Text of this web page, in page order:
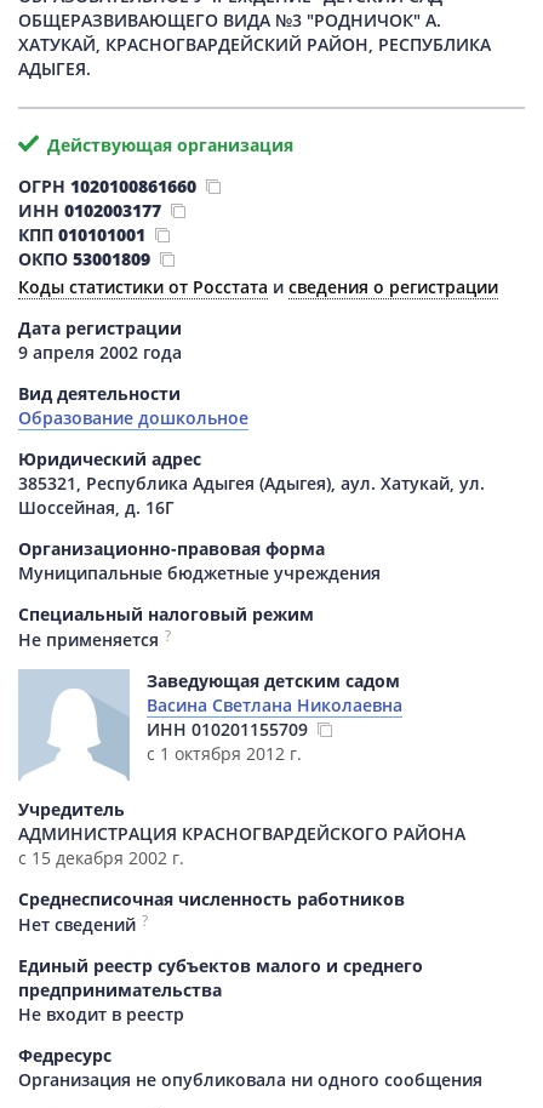
ОБЩЕРАЗВИВАЮЩЕГО ВИДА №3 "РОДНИЧОК" А.
ХАТУКАЙ, КРАСНОГВАРДЕЙСКИЙ РАЙОН, РЕСПУБЛИКА
АДЫГЕЯ.
Действующая организация
ОГРН 1020100861660
ИНН 0102003177
КПП 010101001
ОКПО 53001809
Коды статистики от Росстата и сведения о регистрации
Дата регистрации
9 апреля 2002 года
Вид деятельности
Образование дошкольное
Юридический адрес
385321, Республика Адыгея (Адыгея), аул. Хатукай, ул.
Шоссейная, д. 16Г
Организационно-правовая форма
Муниципальные бюджетные учреждения
Специальный налоговый режим
Не применяется ?
Заведующая детским садом
Васина Светлана Николаевна
ИНН 010201155709
с 1 октября 2012 г.
Учредитель
АДМИНИСТРАЦИЯ КРАСНОГВАРДЕЙСКОГО РАЙОНА
с 15 декабря 2002 г.
Среднесписочная численность работников
Нет сведений ?
Единый реестр субъектов малого и среднего
предпринимательства
Не входит в реестр
Федресурс
Организация не опубликовала ни одного сообщения